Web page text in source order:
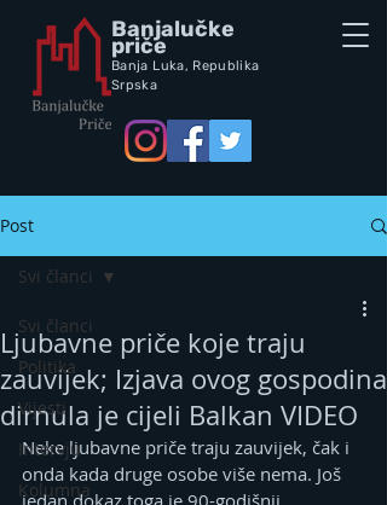
Banjalučke
priče
Banja Luka, Republika
Srpska
Post
Svi članci
Politika
Vijesti
Intervju
Kolumna
Svi članci
Ljubavne priče koje traju
zauvijek; Izjava ovog gospodina
dirnula je cijeli Balkan VIDEO
Neke ljubavne priče traju zauvijek, čak i
onda kada druge osobe više nema. Još
jedan dokaz toga je 90-godišnji